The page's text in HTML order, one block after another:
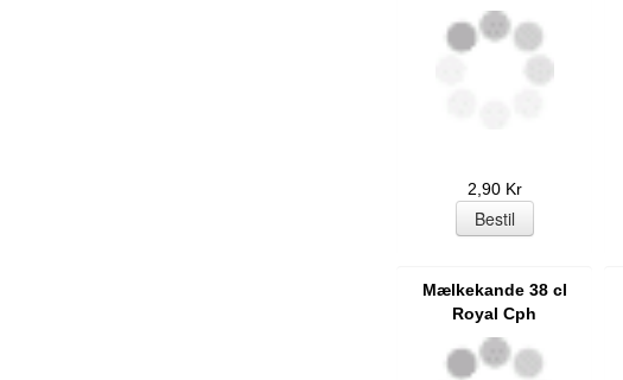
2,90 Kr
Mælkekande 38 cl
Royal Cph